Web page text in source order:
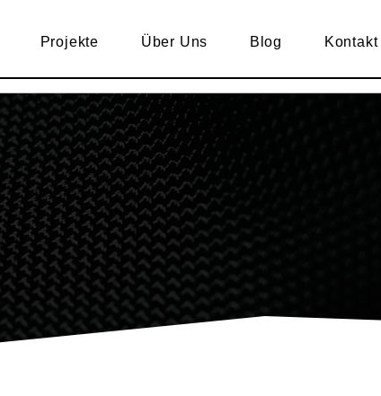
Projekte Über Uns Blog Kontakt